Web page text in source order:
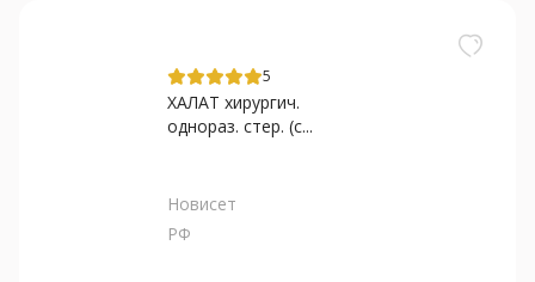
5
ХАЛАТ хирургич.
однораз. стер. (с...
Новисет
РФ